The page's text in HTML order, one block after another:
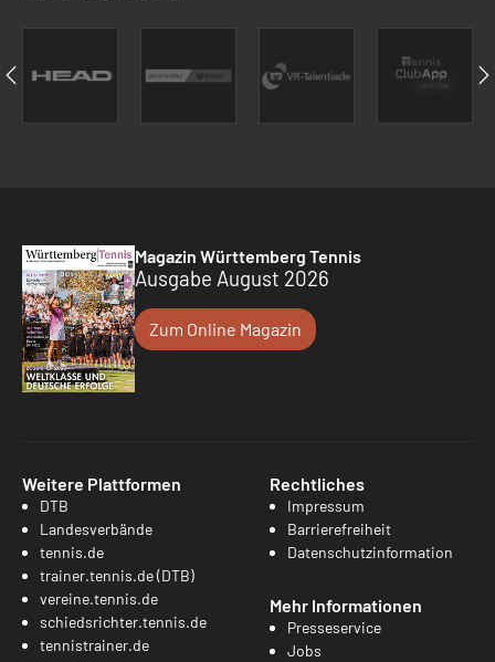
Magazin Württemberg Tennis
Ausgabe August 2026
Zum Online Magazin
Weitere Plattformen
DTB
Landesverbände
tennis.de
trainer.tennis.de (DTB)
vereine.tennis.de
schiedsrichter.tennis.de
tennistrainer.de
Rechtliches
Impressum
Barrierefreiheit
Datenschutzinformation
Mehr Informationen
Presseservice
Jobs